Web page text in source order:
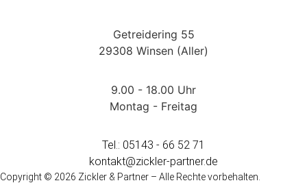
Getreidering 55
29308 Winsen (Aller)
9.00 - 18.00 Uhr
Montag - Freitag
Tel.: 05143 - 66 52 71
kontakt@zickler-partner.de
Copyright © 2026 Zickler & Partner – Alle Rechte vorbehalten.